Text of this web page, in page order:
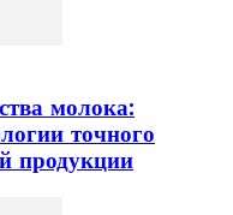
молока:
точного
продукции